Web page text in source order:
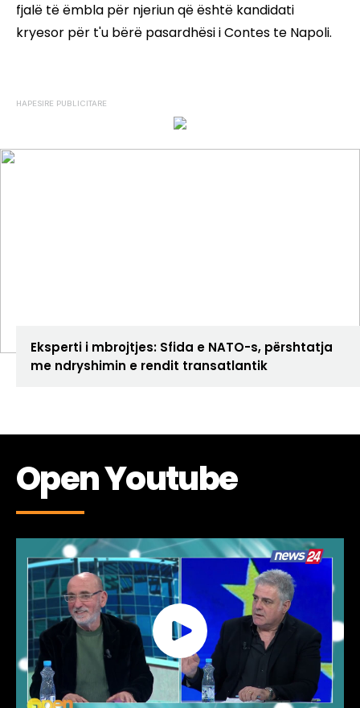
fjalë të ëmbla për njeriun që është kandidati
kryesor për t'u bërë pasardhësi i Contes te Napoli.
Eksperti i mbrojtjes: Sfida e NATO-s, përshtatja
me ndryshimin e rendit transatlantik
Open Youtube